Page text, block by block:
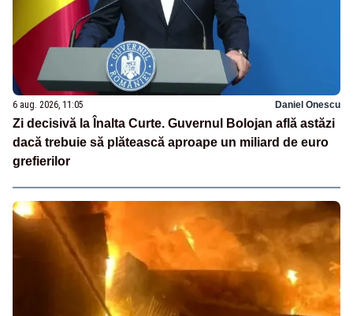
6 aug. 2026, 11:05 Daniel Onescu
Zi decisivă la Înalta Curte. Guvernul Bolojan află astăzi
dacă trebuie să plătească aproape un miliard de euro
grefierilor